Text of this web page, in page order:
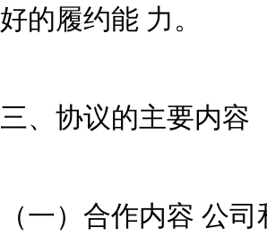
好的履约能 力。
三、协议的主要内容
（一）合作内容 公